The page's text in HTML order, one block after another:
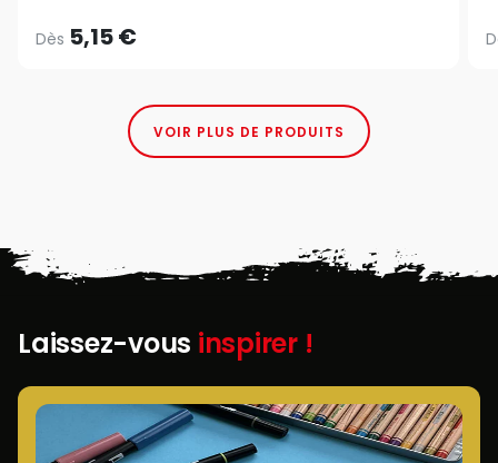
Dès 5,15 €
VOIR PLUS DE PRODUITS
Laissez-vous inspirer !